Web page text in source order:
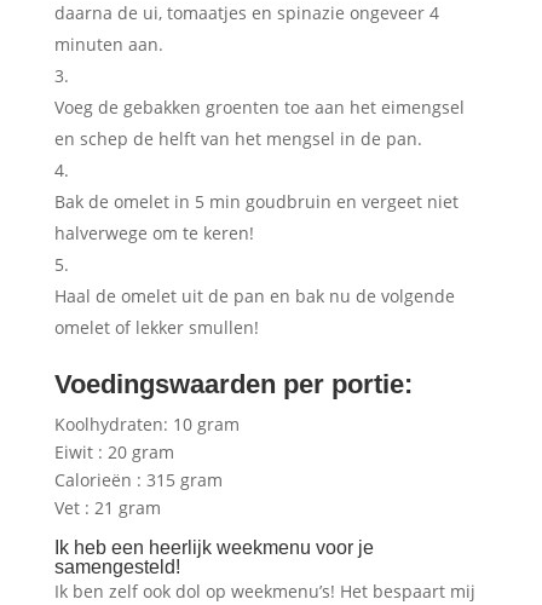
daarna de ui, tomaatjes en spinazie ongeveer 4
minuten aan.
Voeg de gebakken groenten toe aan het eimengsel
en schep de helft van het mengsel in de pan.
Bak de omelet in 5 min goudbruin en vergeet niet
halverwege om te keren!
Haal de omelet uit de pan en bak nu de volgende
omelet of lekker smullen!
Voedingswaarden per portie:
Koolhydraten: 10 gram
Eiwit : 20 gram
Calorieën : 315 gram
Vet : 21 gram
Ik heb een heerlijk weekmenu voor je
samengesteld!
Ik ben zelf ook dol op weekmenu’s! Het bespaart mij